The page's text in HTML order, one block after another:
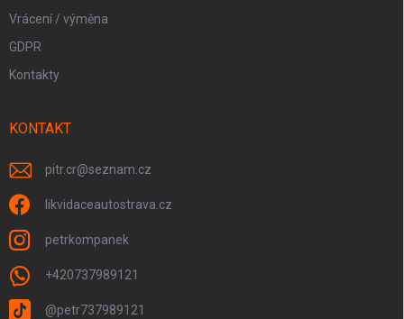
Vrácení / výměna
GDPR
Kontakty
KONTAKT
pitr.cr@seznam.cz
likvidaceautostrava.cz
petrkompanek
+420737989121
@petr737989121